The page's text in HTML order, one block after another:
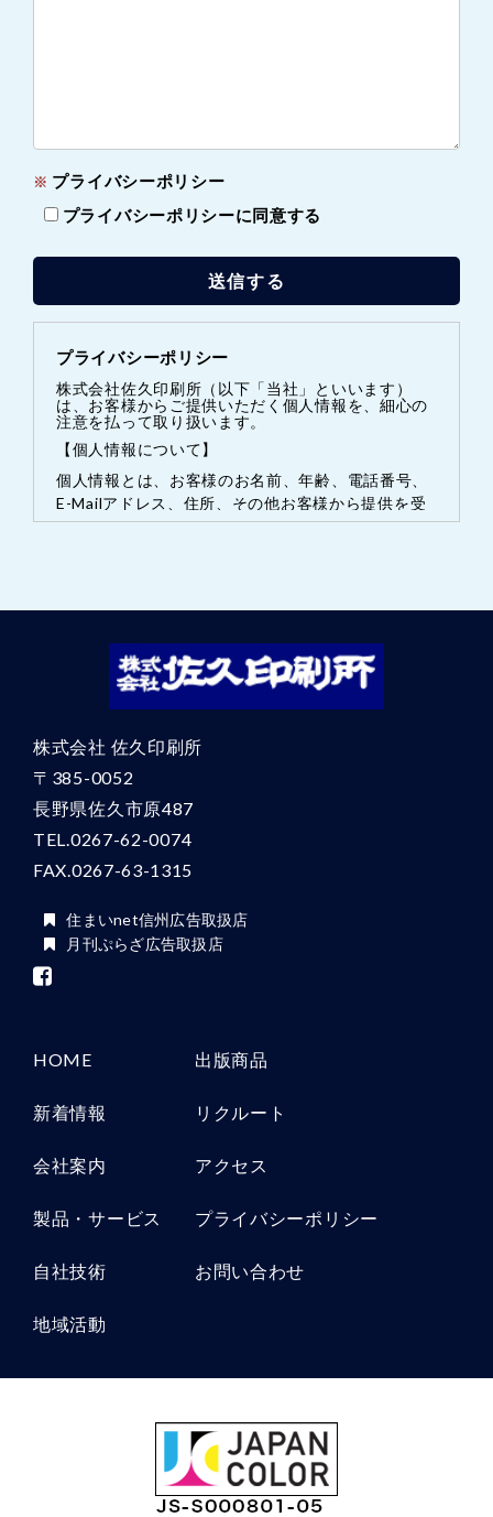
※ プライバシーポリシー
プライバシーポリシーに同意する
プライバシーポリシー
株式会社佐久印刷所（以下「当社」といいます）
は、お客様からご提供いただく個人情報を、細心の
注意を払って取り扱います。
【個人情報について】
個人情報とは、お客様のお名前、年齢、電話番号、
E-Mailアドレス、住所、その他お客様から提供を受
けた情報のうち、1つまたは複数を組合わせること
お客様に関して
お客様からのお問い合わせへの対応
お客様から依頼された印刷物などのご提供及
び確認、ご案内をするため
メールによるお知らせや、メールマガジン等
ダイレクトメール等の送付
お客様に対するアンケートとその分析
融機関等との間で個人情報の交換確認をする
場合
お問い合せ
でご連絡ください。
株式会社佐久印刷所
長野県佐久市原487
FAX：0267-63-1315
株式会社 佐久印刷所
〒385-0052
長野県佐久市原487
TEL.0267-62-0074
FAX.0267-63-1315
住まいnet信州広告取扱店
月刊ぷらざ広告取扱店
HOME
新着情報
会社案内
製品・サービス
自社技術
地域活動
出版商品
リクルート
アクセス
プライバシーポリシー
お問い合わせ